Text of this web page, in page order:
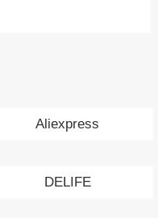
Aliexpress
DELIFE